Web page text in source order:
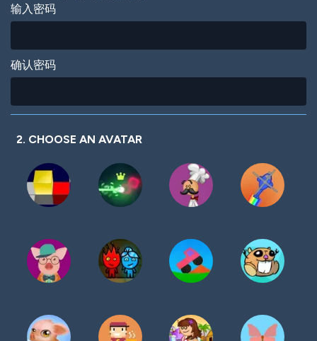
输入密码
确认密码
2. CHOOSE AN AVATAR